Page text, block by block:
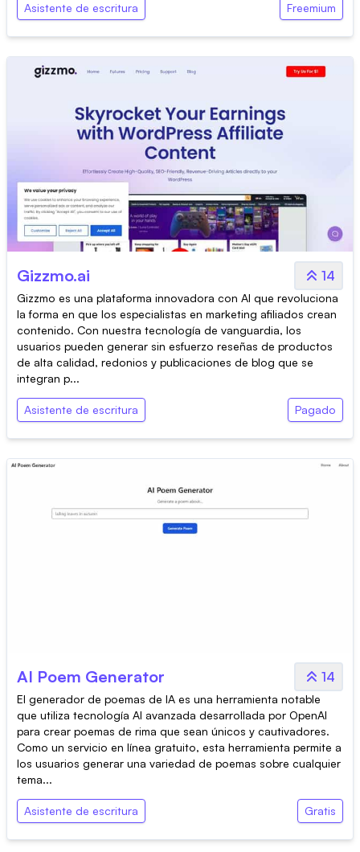
Asistente de escritura Freemium
Gizzmo.ai 14
Gizzmo es una plataforma innovadora con AI que revoluciona
la forma en que los especialistas en marketing afiliados crean
contenido. Con nuestra tecnología de vanguardia, los
usuarios pueden generar sin esfuerzo reseñas de productos
de alta calidad, redonios y publicaciones de blog que se
integran p...
Asistente de escritura Pagado
AI Poem Generator 14
El generador de poemas de IA es una herramienta notable
que utiliza tecnología AI avanzada desarrollada por OpenAI
para crear poemas de rima que sean únicos y cautivadores.
Como un servicio en línea gratuito, esta herramienta permite a
los usuarios generar una variedad de poemas sobre cualquier
tema...
Asistente de escritura Gratis